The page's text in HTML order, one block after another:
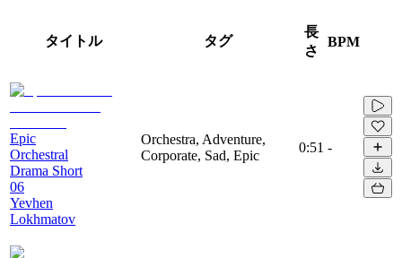
タイトル タグ
長
さ
BPM
Epic
Orchestral
Drama Short
06
Yevhen
Lokhmatov
Orchestra, Adventure,
Corporate, Sad, Epic
0:51 -